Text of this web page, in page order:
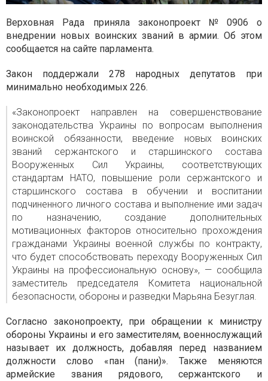
Верховная Рада приняла законопроект № 0906 о
внедрении новых воинских званий в армии. Об этом
сообщается на сайте парламента.
Закон поддержали 278 народных депутатов при
минимально необходимых 226.
«Законопроект направлен на совершенствование
законодательства Украины по вопросам выполнения
воинской обязанности, введение новых воинских
званий сержантского и старшинского состава
Вооруженных Сил Украины, соответствующих
стандартам НАТО, повышение роли сержантского и
старшинского состава в обучении и воспитании
подчиненного личного состава и выполнение ими задач
по назначению, создание дополнительных
мотивационных факторов относительно прохождения
гражданами Украины военной службы по контракту,
что будет способствовать переходу Вооруженных Сил
Украины на профессиональную основу», — сообщила
заместитель председателя Комитета национальной
безопасности, обороны и разведки Марьяна Безуглая.
Согласно законопроекту, при обращении к министру
обороны Украины и его заместителям, военнослужащий
называет их должность, добавляя перед названием
должности слово «пан (пани)». Также меняются
армейские звания рядового, сержантского и